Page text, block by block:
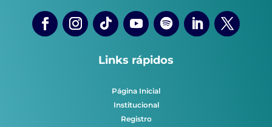
Links rápidos
Página Inicial
Institucional
Registro